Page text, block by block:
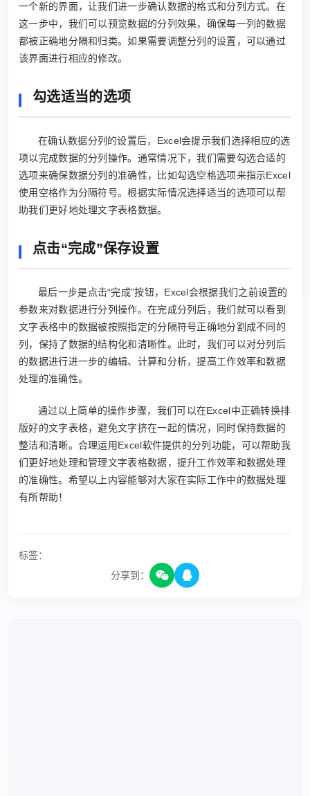
一个新的界面，让我们进一步确认数据的格式和分列方式。在
这一步中，我们可以预览数据的分列效果，确保每一列的数据
都被正确地分隔和归类。如果需要调整分列的设置，可以通过
该界面进行相应的修改。
勾选适当的选项
在确认数据分列的设置后，Excel会提示我们选择相应的选
项以完成数据的分列操作。通常情况下，我们需要勾选合适的
选项来确保数据分列的准确性，比如勾选空格选项来指示Excel
使用空格作为分隔符号。根据实际情况选择适当的选项可以帮
助我们更好地处理文字表格数据。
点击“完成”保存设置
最后一步是点击“完成”按钮，Excel会根据我们之前设置的
参数来对数据进行分列操作。在完成分列后，我们就可以看到
文字表格中的数据被按照指定的分隔符号正确地分割成不同的
列，保持了数据的结构化和清晰性。此时，我们可以对分列后
的数据进行进一步的编辑、计算和分析，提高工作效率和数据
处理的准确性。
通过以上简单的操作步骤，我们可以在Excel中正确转换排
版好的文字表格，避免文字挤在一起的情况，同时保持数据的
整洁和清晰。合理运用Excel软件提供的分列功能，可以帮助我
们更好地处理和管理文字表格数据，提升工作效率和数据处理
的准确性。希望以上内容能够对大家在实际工作中的数据处理
有所帮助！
标签：
分享到：